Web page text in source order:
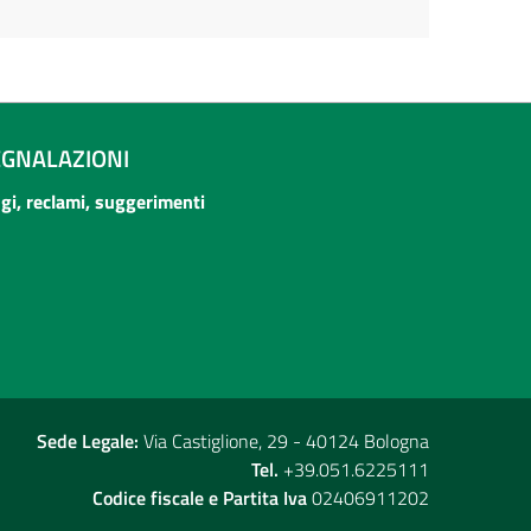
reclami, suggerimenti
Sede Legale: Via Castiglione, 29 - 40124 Bologna
Tel. +39.051.6225111
Codice fiscale e Partita Iva02406911202